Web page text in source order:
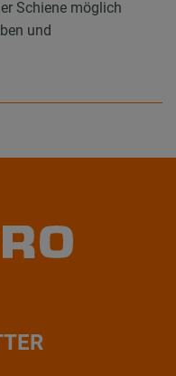
Schiene möglich
und